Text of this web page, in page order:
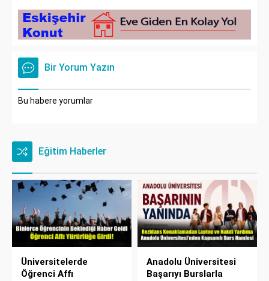
Bir Yorum Yazın
Bu habere yorumlar
Eğitim Haberler
Üniversitelerde
Öğrenci Affı
Anadolu Üniversitesi
Başarıyı Burslarla